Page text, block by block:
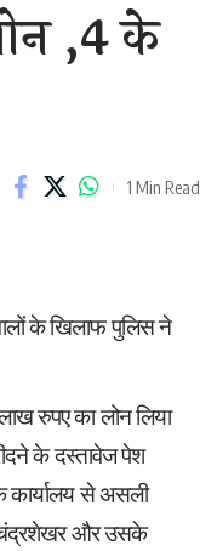
,4 के
1 Min Read
के खिलाफ पुलिस ने
रुपए का लोन लिया
के दस्तावेज पेश
कार्यालय से असली
चंद्रशेखर और उसके